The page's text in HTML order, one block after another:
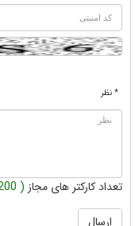
* نظر
تعداد کارکتر های مجاز ( 200 )